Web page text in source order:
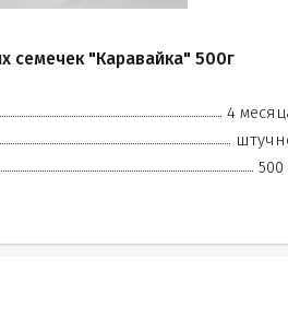
семечек "Каравайка" 500г
4
500